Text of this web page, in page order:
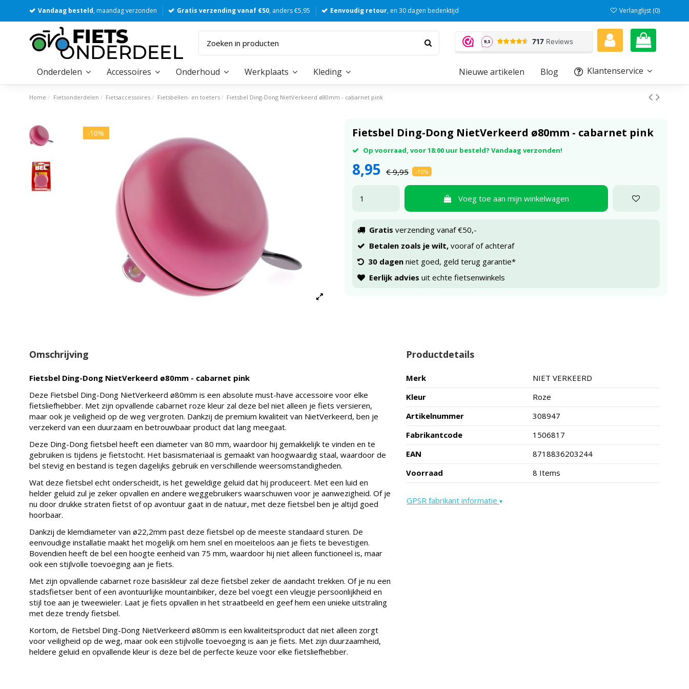
Vandaag besteld, maandag verzonden Gratis verzending vanaf €50, anders €5,95 Eenvoudig retour, en 30 dagen bedenktijd Verlanglijst (0)
Onderdelen Accessoires Onderhoud Werkplaats Kleding Klantenservice
Blog
Nieuwe artikelen
Home Fietsonderdelen Fietsaccessoires Fietsbellen- en toeters Fietsbel Ding-Dong NietVerkeerd ø80mm - cabarnet pink
-10% Fietsbel Ding-Dong NietVerkeerd ø80mm - cabarnet pink
Op voorraad, voor 18:00 uur besteld? Vandaag verzonden!
8,95 € 9,95 -10%
Voeg toe aan mijn winkelwagen
Gratis verzending vanaf €50,-
Betalen zoals je wilt,vooraf of achteraf
30 dagenniet goed, geld terug garantie*
Eerlijk advies uit echte fietsenwinkels
Omschrijving
Fietsbel Ding-Dong NietVerkeerd ø80mm - cabarnet pink
Deze Fietsbel Ding-Dong NietVerkeerd ø80mm is een absolute must-have accessoire voor elke
fietsliefhebber. Met zijn opvallende cabarnet roze kleur zal deze bel niet alleen je fiets versieren,
maar ook je veiligheid op de weg vergroten. Dankzij de premium kwaliteit van NietVerkeerd, ben je
verzekerd van een duurzaam en betrouwbaar product dat lang meegaat.
Deze Ding-Dong fietsbel heeft een diameter van 80 mm, waardoor hij gemakkelijk te vinden en te
gebruiken is tijdens je fietstocht. Het basismateriaal is gemaakt van hoogwaardig staal, waardoor de
bel stevig en bestand is tegen dagelijks gebruik en verschillende weersomstandigheden.
Wat deze fietsbel echt onderscheidt, is het geweldige geluid dat hij produceert. Met een luid en
helder geluid zul je zeker opvallen en andere weggebruikers waarschuwen voor je aanwezigheid. Of je
nu door drukke straten fietst of op avontuur gaat in de natuur, met deze fietsbel ben je altijd goed
hoorbaar.
Dankzij de klemdiameter van ø22,2mm past deze fietsbel op de meeste standaard sturen. De
eenvoudige installatie maakt het mogelijk om hem snel en moeiteloos aan je fiets te bevestigen.
Bovendien heeft de bel een hoogte eenheid van 75 mm, waardoor hij niet alleen functioneel is, maar
ook een stijlvolle toevoeging aan je fiets.
Met zijn opvallende cabarnet roze basiskleur zal deze fietsbel zeker de aandacht trekken. Of je nu een
stadsfietser bent of een avontuurlijke mountainbiker, deze bel voegt een vleugje persoonlijkheid en
stijl toe aan je tweewieler. Laat je fiets opvallen in het straatbeeld en geef hem een unieke uitstraling
met deze trendy fietsbel.
Kortom, de Fietsbel Ding-Dong NietVerkeerd ø80mm is een kwaliteitsproduct dat niet alleen zorgt
voor veiligheid op de weg, maar ook een stijlvolle toevoeging is aan je fiets. Met zijn duurzaamheid,
heldere geluid en opvallende kleur is deze bel de perfecte keuze voor elke fietsliefhebber.
Productdetails
Merk
NIET VERKEERD
Kleur
Roze
Artikelnummer
308947
Fabrikantcode
1506817
EAN
8718836203244
Voorraad
8 Items
GPSR fabrikant informatie ▾